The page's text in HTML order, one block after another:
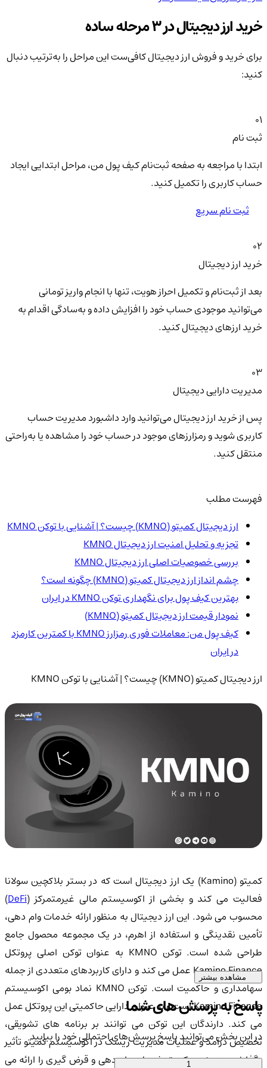
خرید ارز دیجیتال در 3 مرحله ساده
برای خرید و فروش ارز دیجیتال کافی‌ست این مراحل را به‌ترتیب دنبال
کنید:
01
ثبت نام
ابتدا با مراجعه به صفحه ثبت‌نام کیف‌ پول من، مراحل ابتدایی ایجاد
حساب کاربری را تکمیل کنید.
ثبت نام سریع
02
خرید ارز دیجیتال
بعد از ثبت‌نام و تکمیل احراز هویت، تنها با انجام واریز تومانی
می‌توانید موجودی حساب خود را افزایش داده و به‌سادگی اقدام به
خرید ارزهای دیجیتال کنید.
03
مدیریت دارایی دیجیتال
پس از خرید ارز دیجیتال می‌توانید وارد داشبورد مدیریت حساب
کاربری شوید و رمزارزهای موجود در حساب خود را مشاهده یا به‌راحتی
منتقل کنید.
فهرست مطلب
ارز دیجیتال کمیتو (KMNO) چیست؟ | آشنایی با توکن KMNO
تجزیه و تحلیل امنیت ارز دیجیتال KMNO
بررسی خصوصیات اصلی ارز دیجیتال KMNO
چشم انداز ارز دیجیتال کمیتو (KMNO) چگونه است؟
بهترین کیف پول برای نگهداری توکن KMNO در ایران
نمودار قیمت ارز دیجیتال کمیتو (KMNO)
کیف پول من: معاملات فوری رمزارز KMNO با کمترین کارمزد
در ایران
ارز دیجیتال کمیتو (KMNO) چیست؟ | آشنایی با توکن KMNO
کمیتو (Kamino) یک ارز دیجیتال است که در بستر بلاکچین سولانا
فعالیت می کند و بخشی از اکوسیستم مالی غیرمتمرکز ( DeFi
)
محسوب می شود. این ارز دیجیتال به منظور ارائه خدمات وام دهی،
تأمین نقدینگی و استفاده از اهرم، در یک مجموعه محصول جامع
طراحی شده است. توکن KMNO به عنوان توکن اصلی پروتکل
Kamino Finance عمل می کند و دارای کاربردهای متعددی از جمله
سهامداری و حاکمیت است. توکن KMNO نماد بومی اکوسیستم
Kamino Finance است و به عنوان دارایی حاکمیتی این پروتکل عمل
می کند. دارندگان این توکن می توانند بر برنامه های تشویقی،
تخصیص درآمد و عملیات مدیریت ریسک در اکوسیستم کمیتو تأثیر
بگذارند. همچنین، کمیتو خدمات وام دهی و قرض گیری را ارائه می
مشاهده بیشتر
پاسخ به پرسش های شما
در این بخش می‌توانید پاسخ پرسش‌های احتمالی خود را بیابید